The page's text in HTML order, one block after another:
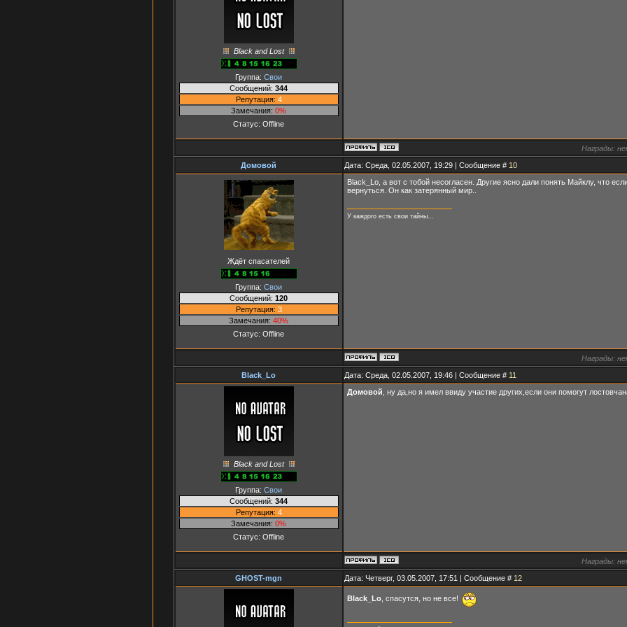
Black and Lost
Группа: Свои
Сообщений: 344
Репутация: 4
Замечания: 0%
Статус: Offline
Награды:
Домовой Дата: Среда, 02.05.2007, 19:29 | Сообщение # 10
Ждёт спасателей
Группа: Свои
Сообщений: 120
Репутация: 3
Замечания: 40%
Статус: Offline
Black_Lo, а вот с тобой несогласен. Другие ясно дали понять Майклу, что
вернуться. Он как затерянный мир..
У каждого есть свои тайны...
Награды:
Black_Lo Дата: Среда, 02.05.2007, 19:46 | Сообщение # 11
Black and Lost
Группа: Свои
Сообщений: 344
Репутация: 4
Замечания: 0%
Статус: Offline
Домовой , ну да,но я имел ввиду участие других,если они помогут
Награды:
GHOST-mgn Дата: Четверг, 03.05.2007, 17:51 | Сообщение # 12
Black_Lo, спасутся, но не все!